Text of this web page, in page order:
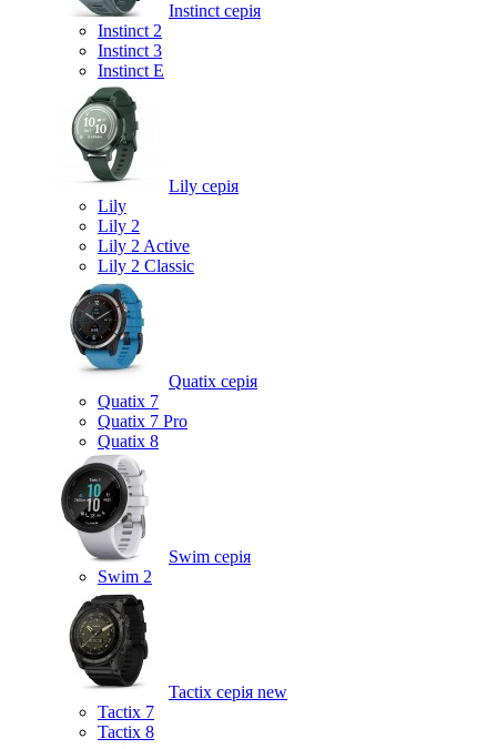
Instinct серія
Instinct 2
Instinct 3
Instinct E
Lily серія
Lily
Lily 2
Lily 2 Active
Lily 2 Classic
Quatix серія
Quatix 7
Quatix 7 Pro
Quatix 8
Swim серія
Swim 2
Tactix серія new
Tactix 7
Tactix 8